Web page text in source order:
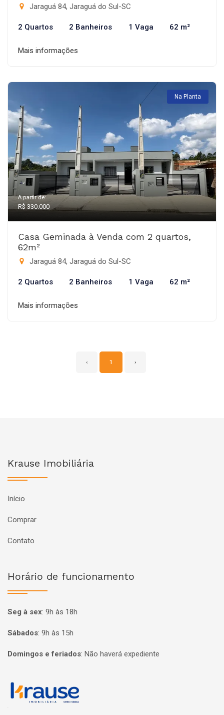
Jaraguá 84, Jaraguá do Sul-SC
2 Quartos 2 Banheiros 1 Vaga 62 m²
Mais informações
Na Planta
A partir de:
R$ 330.000
Casa Geminada à Venda com 2 quartos,
62m²
Jaraguá 84, Jaraguá do Sul-SC
2 Quartos 2 Banheiros 1 Vaga 62 m²
Mais informações
‹ 1 ›
Krause Imobiliária
Início
Comprar
Contato
Horário de funcionamento
Seg à sex: 9h às 18h
Sábados: 9h às 15h
Domingos e feriados: Não haverá expediente
Página inicial